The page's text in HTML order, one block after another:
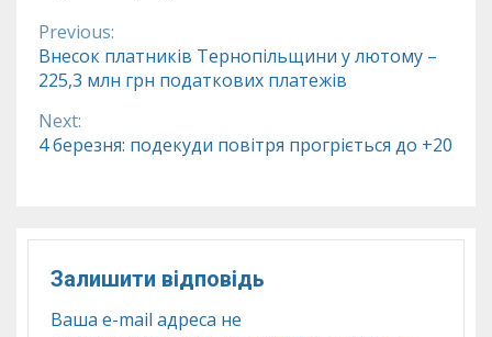
Continue
Reading
Previous:
Внесок платників Тернопільщини у лютому –
225,3 млн грн податкових платежів
Next:
4 березня: подекуди повітря прогріється до +20
Залишити відповідь
Ваша e-mail адреса не